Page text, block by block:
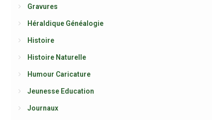
Gravures
Héraldique Généalogie
Histoire
Histoire Naturelle
Humour Caricature
Jeunesse Education
Journaux